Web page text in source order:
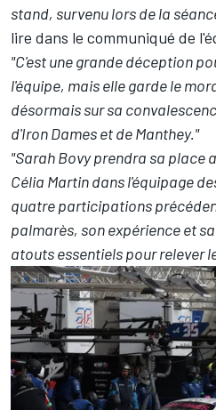
stand, survenu lors de la
lire dans le communiqué de
"C'est une grande déception
l'équipe, mais elle garde le
désormais sur sa
d'Iron Dames et de Manthey."
"Sarah Bovy prendra sa place
Célia Martin dans l'équipage
quatre participations
palmarès, son expérience et
atouts essentiels pour relever